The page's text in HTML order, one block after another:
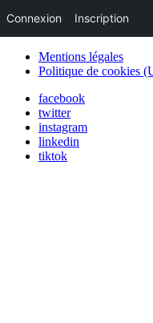
Mentions légales
Politique de cookies
facebook
twitter
instagram
linkedin
tiktok
Connexion Inscription